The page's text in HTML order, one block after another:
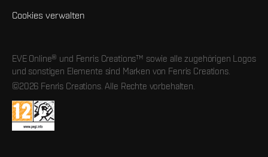
Cookies verwalten
EVE Online® und Fenris Creations™ sowie alle zugehörigen Logos
und sonstigen Elemente sind Marken von Fenris Creations.
©2026 Fenris Creations. Alle Rechte vorbehalten.